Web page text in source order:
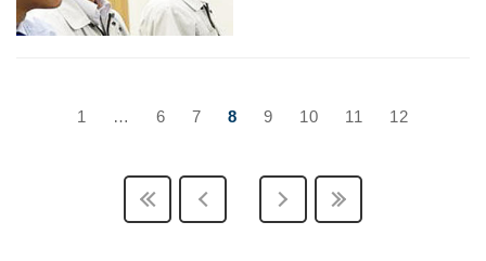
1 … 6 7 8 9 10 11 12